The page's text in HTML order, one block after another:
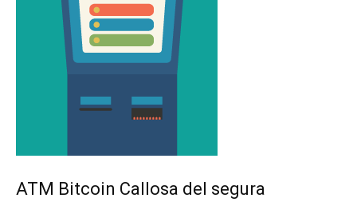
ATM Bitcoin Callosa del segura